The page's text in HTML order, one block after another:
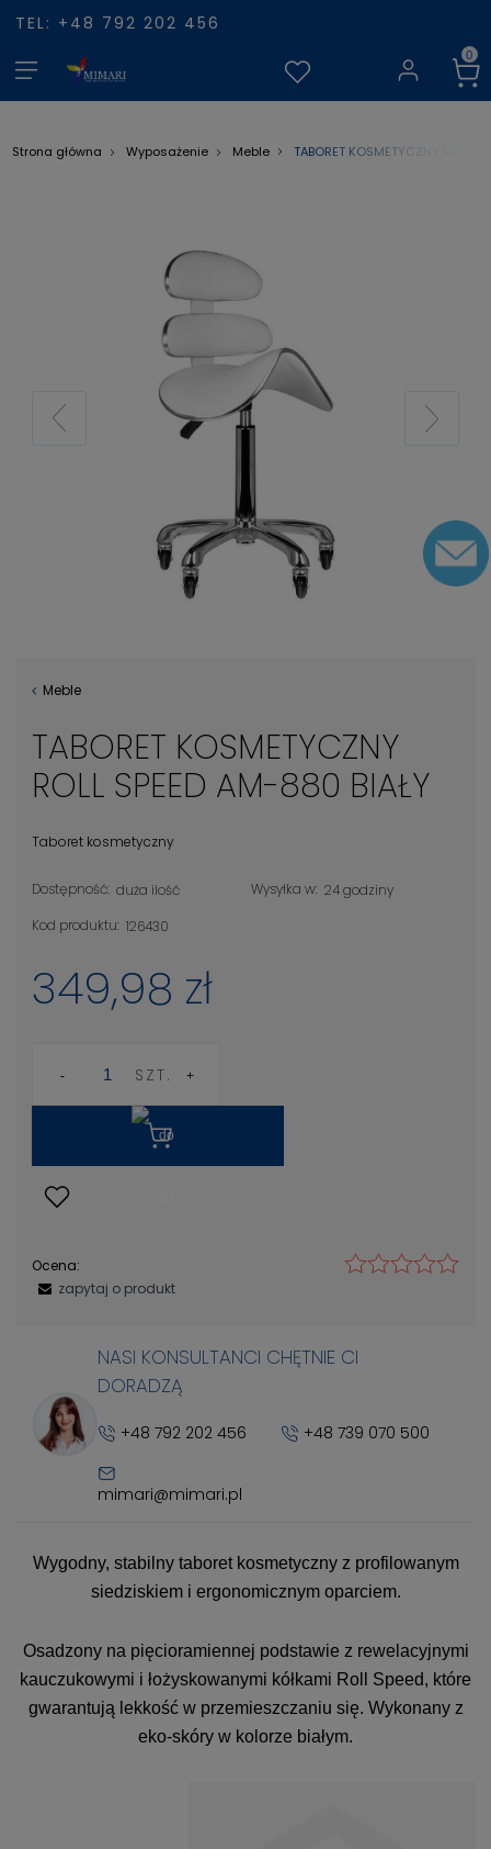
TEL: +48 792 202 456
Strona główna Wyposażenie Meble TABORET KOSMETYCZNY ROLL
Meble
TABORET KOSMETYCZNY
ROLL SPEED AM-880 BIAŁY
Taboret kosmetyczny
Dostępność: duża ilość Wysyłka w: 24 godziny
Kod produktu: 126430
349,98 zł
SZT.
Ocena:
zapytaj o produkt
NASI KONSULTANCI CHĘTNIE CI
DORADZĄ
+48 792 202 456 +48 739 070 500
mimari@mimari.pl
Wygodny, stabilny taboret kosmetyczny z profilowanym
siedziskiem i ergonomicznym oparciem.
Osadzony na pięcioramiennej podstawie z rewelacyjnymi
kauczukowymi i łożyskowanymi kółkami Roll Speed, które
gwarantują lekkość w przemieszczaniu się. Wykonany z
eko-skóry w kolorze białym.